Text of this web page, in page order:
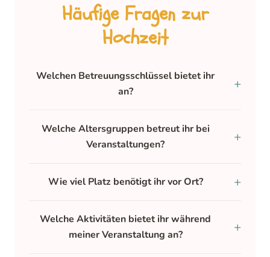
Häufige Fragen zur
Hochzeit
Welchen Betreuungsschlüssel bietet ihr
an?
Welche Altersgruppen betreut ihr bei
Veranstaltungen?
Wie viel Platz benötigt ihr vor Ort?
Welche Aktivitäten bietet ihr während
meiner Veranstaltung an?